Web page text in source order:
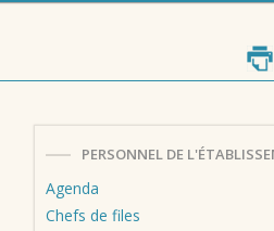
PERSONNEL DE
Agenda
Chefs de files